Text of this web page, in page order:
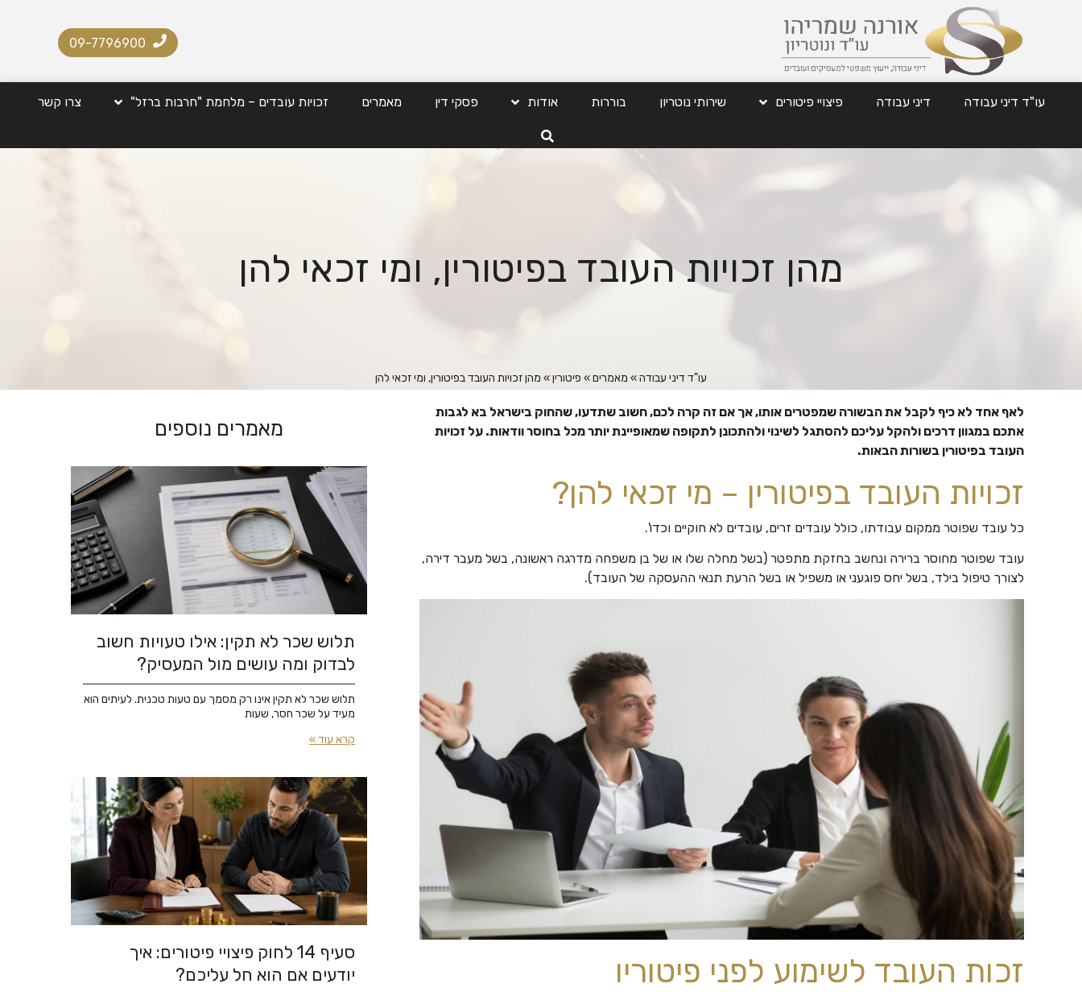
09-7796900
עו"ד דיני עבודה דיני עבודה פיצויי פיטורים שירותי נוטריון בוררות אודות פסקי דין מאמרים זכויות עובדים – מלחמת "חרבות ברזל" צרו קשר
מהן זכויות העובד בפיטורין, ומי זכאי להן
עו"ד דיני עבודה» מאמרים» פיטורין» מהן זכויות העובד בפיטורין, ומי זכאי להן
לאף אחד לא כיף לקבל את הבשורה שמפטרים אותו, אך אם זה קרה לכם, חשוב שתדעו, שהחוק בישראל בא לגבות
אתכם במגוון דרכים ולהקל עליכם להסתגל לשינוי ולהתכונן לתקופה שמאופיינת יותר מכל בחוסר וודאות. על זכויות
העובד בפיטורין בשורות הבאות.
זכויות העובד בפיטורין – מי זכאי להן?
כל עובד שפוטר ממקום עבודתו, כולל עובדים זרים, עובדים לא חוקיים וכדו'.
עובד שפוטר מחוסר ברירה ונחשב בחזקת מתפטר (בשל מחלה שלו או של בן משפחה מדרגה ראשונה, בשל מעבר דירה,
לצורך טיפול בילד, בשל יחס פוגעני או משפיל או בשל הרעת תנאי ההעסקה של העובד).
זכות העובד לשימוע לפני פיטוריו
מאמרים נוספים
תלוש שכר לא תקין: אילו טעויות חשוב
לבדוק ומה עושים מול המעסיק?
תלוש שכר לא תקין אינו רק מסמך עם טעות טכנית. לעיתים הוא
מעיד על שכר חסר, שעות
קרא עוד »
סעיף 14 לחוק פיצויי פיטורים: איך
יודעים אם הוא חל עליכם?